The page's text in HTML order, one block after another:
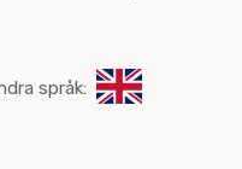
språk: